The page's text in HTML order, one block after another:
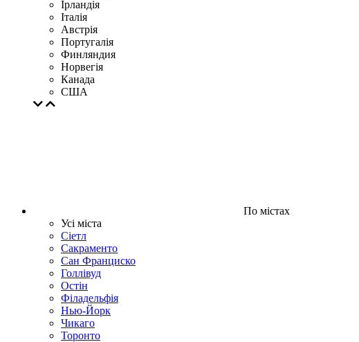
Iрландія
Iталiя
Австрія
Португалія
Финляндия
Норвегія
Канада
США
По містах
Усі міста
Сіетл
Сакраменто
Сан Франциско
Голлівуд
Остін
Філадельфія
Нью-Йорк
Чикаго
Торонто